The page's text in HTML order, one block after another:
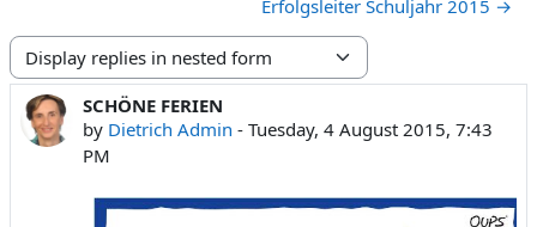
Erfolgsleiter Schuljahr 2015 →
Display mode
SCHÖNE FERIEN
by Dietrich Admin -Tuesday, 4 August 2015, 7:43
PM
Number of replies: 0